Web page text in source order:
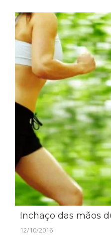
Inchaço das mãos
12/10/2016